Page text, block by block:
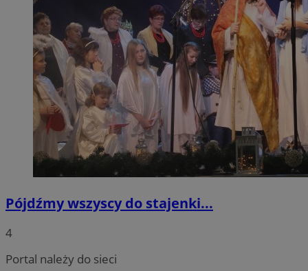
Pójdźmy wszyscy do stajenki...
4
Portal należy do sieci